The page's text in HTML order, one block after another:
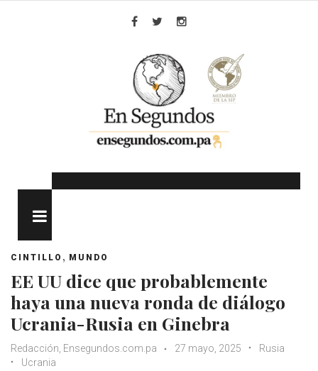
CINTILLO , MUNDO
EE UU dice que probablemente
haya una nueva ronda de diálogo
Ucrania-Rusia en Ginebra
Redacción, Ensegundos.com.pa 27 mayo, 2025
Rusia
Ucrania